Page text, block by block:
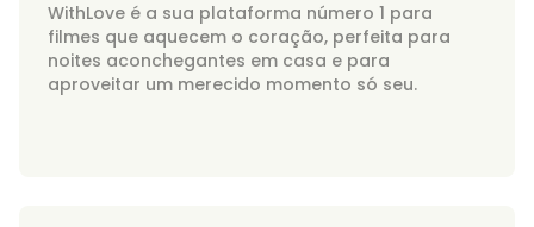
WithLove é a sua plataforma número 1 para
filmes que aquecem o coração, perfeita para
noites aconchegantes em casa e para
aproveitar um merecido momento só seu.